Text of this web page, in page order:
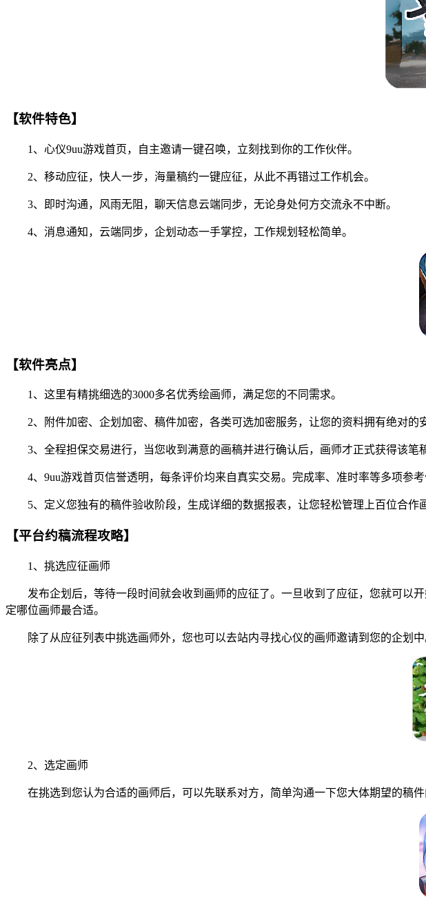
【软件特色】
1、心仪9uu游戏首页，自主邀请一键召唤，立刻找到你的工作伙伴。
2、移动应征，快人一步，海量稿约一键应征，从此不再错过工作机会。
3、即时沟通，风雨无阻，聊天信息云端同步，无论身处何方交流永不中断。
4、消息通知，云端同步，企划动态一手掌控，工作规划轻松简单。
【软件亮点】
1、这里有精挑细选的3000多名优秀绘画师，满足您的不同需求。
2、附件加密、企划加密、稿件加密，各类可选加密服务，让您的资料拥有绝对的
3、全程担保交易进行，当您收到满意的画稿并进行确认后，画师才正式获得该笔稿
4、9uu游戏首页信誉透明，每条评价均来自真实交易。完成率、准时率等多项参考
5、定义您独有的稿件验收阶段，生成详细的数据报表，让您轻松管理上百位合作
【平台约稿流程攻略】
1、挑选应征画师
发布企划后，等待一段时间就会收到画师的应征了。一旦收到了应征，您就可以
定哪位画师最合适。
除了从应征列表中挑选画师外，您也可以去站内寻找心仪的画师邀请到您的企划中
2、选定画师
在挑选到您认为合适的画师后，可以先联系对方，简单沟通一下您大体期望的稿件